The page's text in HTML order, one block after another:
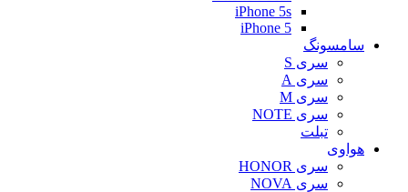
iPhone 5s
iPhone 5
سامسونگ
سری S
سری A
سری M
سری NOTE
تبلت
هواوی
سری HONOR
سری NOVA